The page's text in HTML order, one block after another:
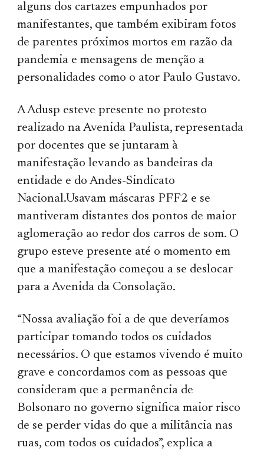
alguns dos cartazes empunhados por
manifestantes, que também exibiram fotos
de parentes próximos mortos em razão da
pandemia e mensagens de menção a
personalidades como o ator Paulo Gustavo.
A Adusp esteve presente no protesto
realizado na Avenida Paulista, representada
por docentes que se juntaram à
manifestação levando as bandeiras da
entidade e do Andes-Sindicato
Nacional.Usavam máscaras PFF2 e se
mantiveram distantes dos pontos de maior
aglomeração ao redor dos carros de som. O
grupo esteve presente até o momento em
que a manifestação começou a se deslocar
para a Avenida da Consolação.
“Nossa avaliação foi a de que deveríamos
participar tomando todos os cuidados
necessários. O que estamos vivendo é muito
grave e concordamos com as pessoas que
consideram que a permanência de
Bolsonaro no governo significa maior risco
de se perder vidas do que a militância nas
ruas, com todos os cuidados”, explica a